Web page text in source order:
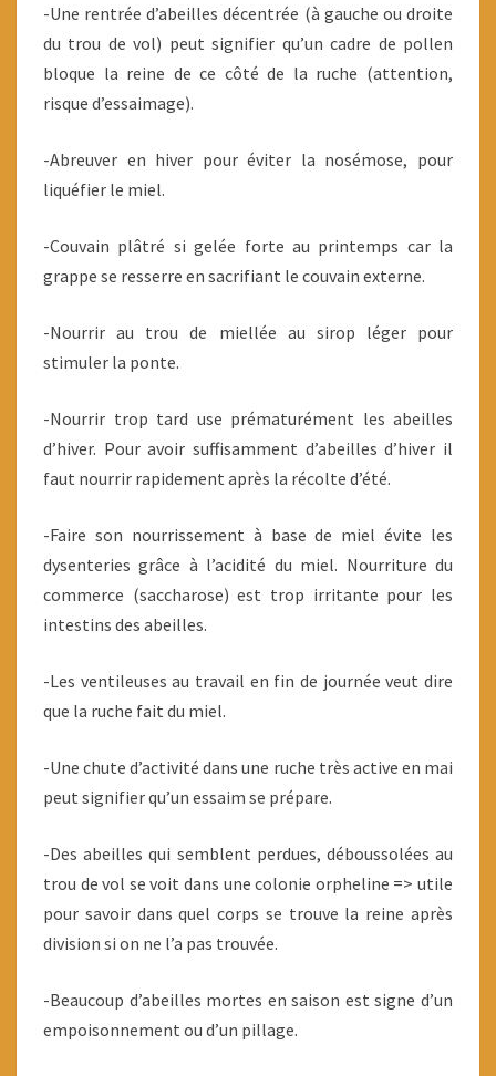
-Une rentrée d’abeilles décentrée (à gauche ou droite
du trou de vol) peut signifier qu’un cadre de pollen
bloque la reine de ce côté de la ruche (attention,
risque d’essaimage).
-Abreuver en hiver pour éviter la nosémose, pour
liquéfier le miel.
-Couvain plâtré si gelée forte au printemps car la
grappe se resserre en sacrifiant le couvain externe.
-Nourrir au trou de miellée au sirop léger pour
stimuler la ponte.
-Nourrir trop tard use prématurément les abeilles
d’hiver. Pour avoir suffisamment d’abeilles d’hiver il
faut nourrir rapidement après la récolte d’été.
-Faire son nourrissement à base de miel évite les
dysenteries grâce à l’acidité du miel. Nourriture du
commerce (saccharose) est trop irritante pour les
intestins des abeilles.
-Les ventileuses au travail en fin de journée veut dire
que la ruche fait du miel.
-Une chute d’activité dans une ruche très active en mai
peut signifier qu’un essaim se prépare.
-Des abeilles qui semblent perdues, déboussolées au
trou de vol se voit dans une colonie orpheline => utile
pour savoir dans quel corps se trouve la reine après
division si on ne l’a pas trouvée.
-Beaucoup d’abeilles mortes en saison est signe d’un
empoisonnement ou d’un pillage.